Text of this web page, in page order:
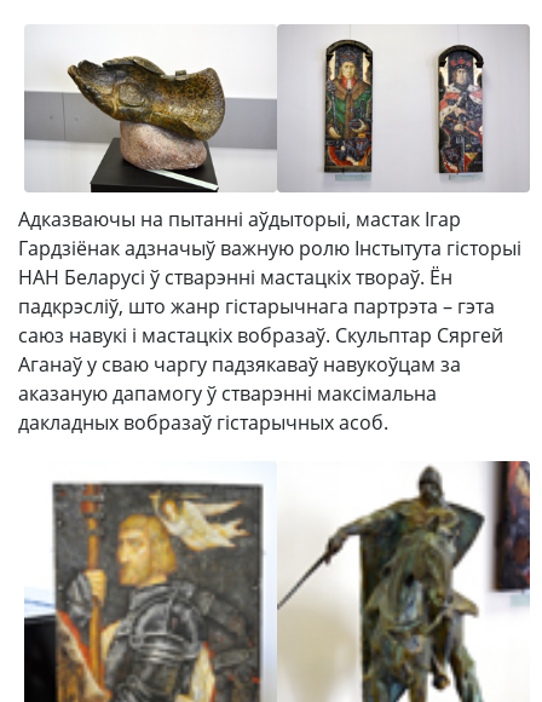
Адказваючы на пытанні аўдыторыі, мастак Ігар
Гардзіёнак адзначыў важную ролю Інстытута гісторыі
НАН Беларусі ў стварэнні мастацкіх твораў. Ён
падкрэсліў, што жанр гістарычнага партрэта – гэта
саюз навукі і мастацкіх вобразаў. Скульптар Сяргей
Аганаў у сваю чаргу падзякаваў навукоўцам за
аказаную дапамогу ў стварэнні максімальна
дакладных вобразаў гістарычных асоб.